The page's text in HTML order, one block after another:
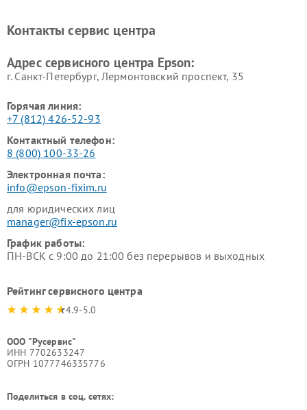
Контакты сервис центра
Адрес сервисного центра Epson:
г. Санкт-Петербург, Лермонтовский проспект, 35
Горячая линия:
+7 (812) 426-52-93
Контактный телефон:
8 (800) 100-33-26
Электронная почта:
info@epson-fixim.ru
для юридических лиц
manager@fix-epson.ru
График работы:
ПН-ВСК с 9:00 до 21:00 без перерывов и выходных
Рейтинг сервисного центра
4.9-5.0
ООО "Русервис"
ИНН 7702633247
ОГРН 1077746335776
Поделиться в соц. сетях: